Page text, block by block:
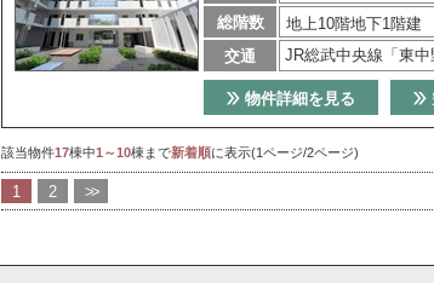
総階数
地上10階地下1階建
交通
JR総武中央線「東
物件詳細を見る
該当物件17棟中1～10棟まで新着順に表示(1ページ/2ページ)
1 2 >>